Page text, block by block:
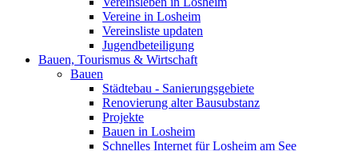
Vereine in Losheim
Vereinsliste updaten
Jugendbeteiligung
Bauen, Tourismus & Wirtschaft
Bauen
Städtebau - Sanierungsgebiete
Renovierung alter Bausubstanz
Projekte
Bauen in Losheim
Schnelles Internet für Losheim am See